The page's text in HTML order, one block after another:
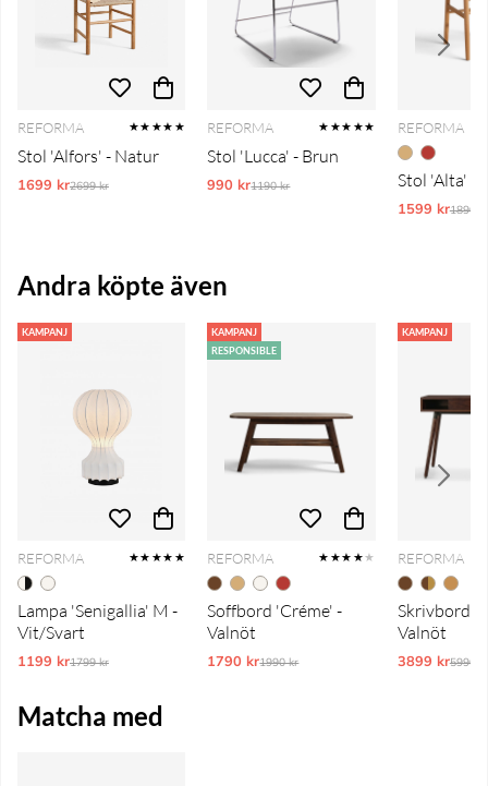
REFORMA ★★★★★
Stol 'Alfors' - Natur
1699 krOrdinarie pris:
2699 kr
REFORMA ★★★★★
Stol 'Lucca' - Brun
990 krOrdinarie pris:
1190 kr
REFORMA
Stol 'Alta' -
1599 kr1890 kr
Andra köpte även
KAMPANJ
REFORMA ★★★★★
Lampa 'Senigallia' M -
Vit/Svart
1199 krOrdinarie pris:
1799 kr
KAMPANJ
RESPONSIBLE
REFORMA ★★★★★
Soffbord 'Créme' -
Valnöt
1790 krOrdinarie pris:
1990 kr
KAMPANJ
REFORMA
Skrivbord
Valnöt
3899 kr5990 kr
Matcha med